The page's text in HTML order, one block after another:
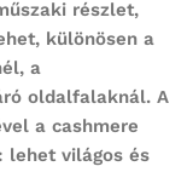
részlet,
különösen a
a
oldalfalaknál. A
a cashmere
világos és